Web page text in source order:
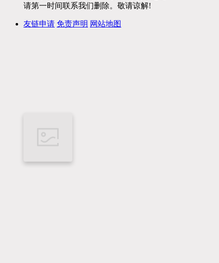
请第一时间联系我们删除。敬请谅解!
友链申请 免责声明 网站地图